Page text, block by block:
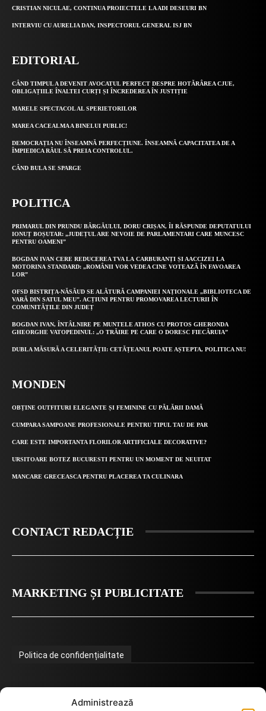
Administrează
CRISTIAN NICULAE, CONTINUA PROIECTELE LA ADI DESEURI BN
INTERVIU CU AURELIA DAN, INSPECTORUL GENERAL ISJ BN
EDITORIAL
CÂND TIMPUL A DEVENIT AVOCATUL PERFECT DESPRE HOTĂRÂREA CJUE,
OBLIGAȚIILE ÎNALTEI CURȚI ȘI ÎNCREDEREA ÎN JUSTIȚIE
MARELE SPECTACOL AL SPERIETORILOR
MAREA CACEALMA A BINELUI PUBLIC!
DEMOCRAȚIA NU ÎNSEAMNĂ PERFECȚIUNE. ÎNSEAMNĂ CAPACITATEA DE A
ÎMPIEDICA RĂUL SĂ PREIA CONTROLUL.
CÂND BULA SE SPARGE
POLITICA
PRIMARUL DIN PRUNDU BÂRGĂULUI, DORU CRIȘAN, ÎI RĂSPUNDE DEPUTATULUI
IONUȚ BOȘUTAR: „JUDEȚUL ARE NEVOIE DE PARLAMENTARI CARE MUNCESC
PENTRU OAMENI”
BOGDAN IVAN CERE REDUCEREA TVA LA CARBURANȚI ȘI AACCIZEI LA
MOTORINA STANDARD: „ROMÂNII VOR VEDEA CINE VOTEAZĂ ÎN FAVOAREA
LOR”
OFSD BISTRIȚA-NĂSĂUD SE ALĂTURĂ CAMPANIEI NAȚIONALE „BIBLIOTECA DE
VARĂ DIN SATUL MEU”. ACȚIUNI PENTRU PROMOVAREA LECTURII ÎN
COMUNITĂȚILE DIN JUDEȚ
BOGDAN IVAN, ÎNTÂLNIRE PE MUNTELE ATHOS CU PROTOS GHERONDA
GHEORGHE VATOPEDINUL: „O TRĂIRE PE CARE O DORESC FIECĂRUIA”
DUBLA MĂSURĂ A CELERITĂȚII: CETĂȚEANUL POATE AȘTEPTA, POLITICA NU!
MONDEN
OBȚINE OUTFITURI ELEGANTE ȘI FEMININE CU PĂLĂRII DAMĂ
CUMPARA SAMPOANE PROFESIONALE PENTRU TIPUL TAU DE PAR
CARE ESTE IMPORTANTA FLORILOR ARTIFICIALE DECORATIVE?
URSITOARE BOTEZ BUCURESTI PENTRU UN MOMENT DE NEUITAT
MANCARE GRECEASCA PENTRU PLACEREA TA CULINARA
CONTACT REDACȚIE
MARKETING ȘI PUBLICITATE
Politica de confidențialitate
Termeni de utilizare